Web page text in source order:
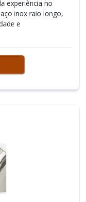
experiência no
inox raio longo,
e